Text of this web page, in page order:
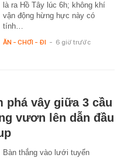
là ra Hồ Tây lúc 6h; không khí
vận động hừng hực này có
tính…
ĂN - CHƠI - ĐI - 6 giờ trước
phá vây giữa 3 cầu
vươn lên dẫn đầu
Bàn thắng vào lưới tuyển